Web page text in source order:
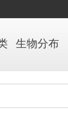
生物分布